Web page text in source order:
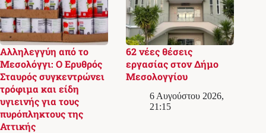
Αλληλεγγύη από το
Μεσολόγγι: Ο Ερυθρός
Σταυρός συγκεντρώνει
τρόφιμα και είδη
υγιεινής για τους
πυρόπληκτους της
Αττικής
62 νέες θέσεις
εργασίας στον Δήμο
Μεσολογγίου
6 Αυγούστου 2026,
21:15